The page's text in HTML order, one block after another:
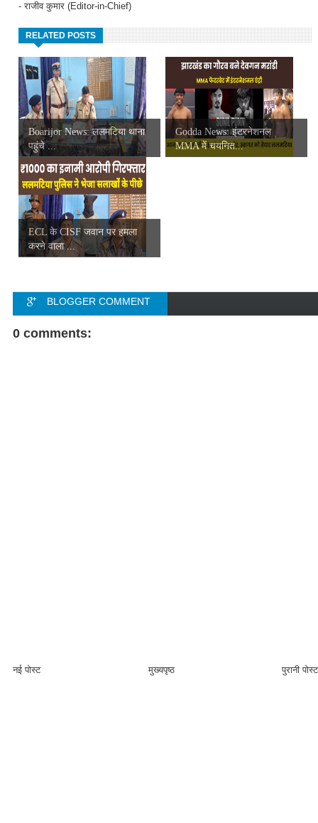
- राजीव कुमार (Editor-in-Chief)
RELATED POSTS
Boarijor News: ललमटिया थाना
पहुंचे ...
Godda News: इंटरनेशनल
MMA में चयनित...
ECL के CISF जवान पर हमला
करने वाला ...
BLOGGER COMMENT
FACEBOOK COMMENT
0 comments:
नई पोस्ट पुरानी पोस्ट
मुख्यपृष्ठ